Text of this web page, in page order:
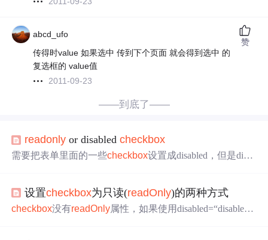
abcd_ufo
传得时value 如果选中 传到下个页面 就会得到选中 的
复选框的 value值
2011-09-23
赞
——到底了——
readonly or disabledcheckbox
需要把表单里面的一些checkbox设置成disabled，但是disab
置选中还是不选中。 可以通过下面的方式来设置 // Javascri
pt: $(':checkbox[readonly="readonly"]').click(function() { ret
设置checkbox为只读(readOnly)的两种方式
checkbox没有readOnly属性，如果使用disabled=“disabled”